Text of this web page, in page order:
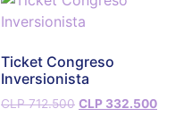
Ticket Congreso
Inversionista
CLP712.500 CLP 332.500